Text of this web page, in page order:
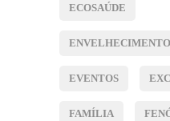
ECOSAÚDE
EVENTOS
FAMÍLIA